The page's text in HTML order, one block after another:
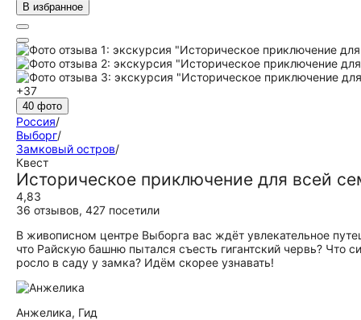
В избранное
+37
40 фото
Россия/
Выборг/
Замковый остров/
Квест
Историческое приключение для всей
4,83
36 отзывов, 427 посетили
В живописном центре Выборга вас ждёт увлекательное
что Райскую башню пытался съесть гигантский червь? Что
росло в саду у замка? Идём скорее узнавать!
Анжелика, Гид